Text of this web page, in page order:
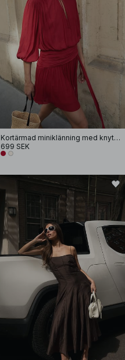
Kortärmad miniklänning med knytmidja
699 SEK